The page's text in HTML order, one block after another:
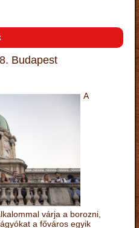
Budapest
A
várja a borozni,
a főváros egyik